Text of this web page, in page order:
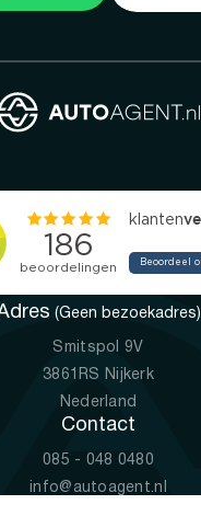
(Geen bezoekadres)
Smitspol 9V
3861RS Nijkerk
Nederland
Contact
085 - 048 0480
info@autoagent.nl